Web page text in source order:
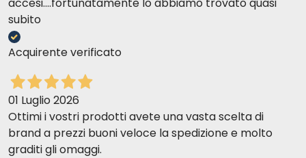
subito
Acquirente verificato
01 Luglio 2026
Ottimi i vostri prodotti avete una vasta scelta di
brand a prezzi buoni veloce la spedizione e molto
graditi gli omaggi.